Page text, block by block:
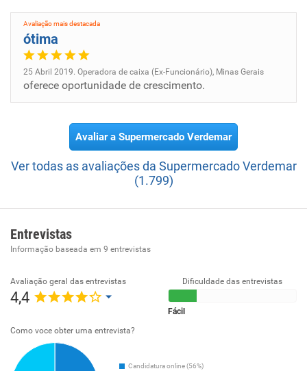
Avaliação mais destacada
ótima
25 Abril 2019. Operadora de caixa (Ex-Funcionário), Minas Gerais
oferece oportunidade de crescimento.
Avaliar a Supermercado Verdemar
Ver todas as avaliações da Supermercado Verdemar
(1.799)
Entrevistas
Informação baseada em 9 entrevistas
Avaliação geral das entrevistas
4,4
Dificuldade das entrevistas
Fácil
Como voce obter uma entrevista?
Candidatura online (56%)